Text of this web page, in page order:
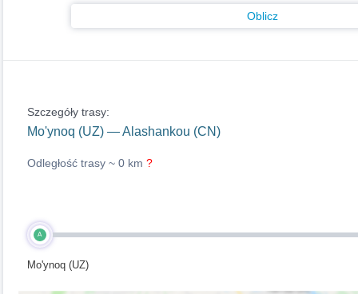
Oblicz
Szczegóły trasy:
Mo'ynoq (UZ) — Alashankou (CN)
Odległość trasy ~ 0 km ?
A
Mo'ynoq (UZ)